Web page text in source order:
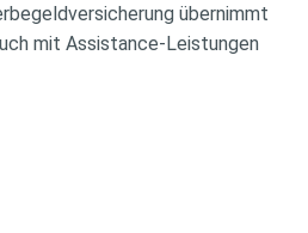
übernimmt
mit Assistance-Leistungen